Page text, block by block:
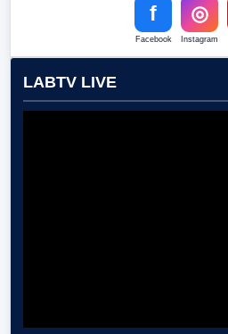
f
Facebook
◎
Instagram
LABTV LIVE